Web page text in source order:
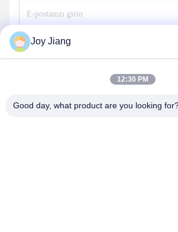
Joy Jiang
12:30 PM
Good day, what product are you looking